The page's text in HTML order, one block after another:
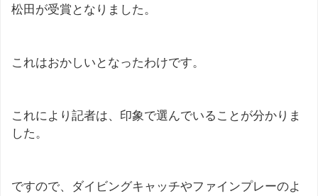
松田が受賞となりました。
これはおかしいとなったわけです。
これにより記者は、印象で選んでいることが分かりま
した。
ですので、ダイビングキャッチやファインプレーのよ